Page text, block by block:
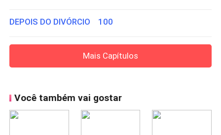
DEPOIS DO DIVÓRCIO 100
Mais Capítulos
Você também vai gostar